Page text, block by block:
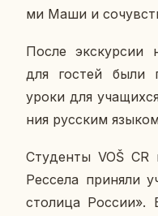
ми Маши и
После экс­кур­сии
для гостей были
уроки для
ния рус­ским
Сту­ден­ты VOŠ
Рес­се­ла при­ня­ли
сто­ли­ца